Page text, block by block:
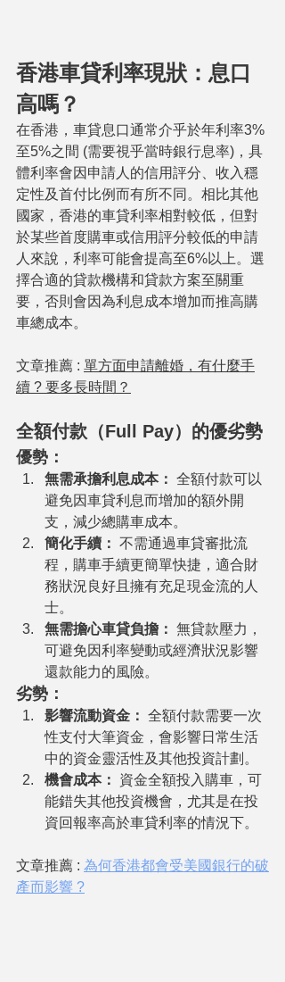
香港車貸利率現狀：息口
高嗎？
在香港，車貸息口通常介乎於年利率3%
至5%之間 (需要視乎當時銀行息率)，具
體利率會因申請人的信用評分、收入穩
定性及首付比例而有所不同。相比其他
國家，香港的車貸利率相對較低，但對
於某些首度購車或信用評分較低的申請
人來說，利率可能會提高至6%以上。選
擇合適的貸款機構和貸款方案至關重
要，否則會因為利息成本增加而推高購
車總成本。
文章推薦 : 單方面申請離婚，有什麼手
續 ? 要多長時間？
全額付款（Full Pay）的優劣勢
優勢：
無需承擔利息成本： 全額付款可以
避免因車貸利息而增加的額外開
支，減少總購車成本。
簡化手續： 不需通過車貸審批流
程，購車手續更簡單快捷，適合財
務狀況良好且擁有充足現金流的人
士。
無需擔心車貸負擔： 無貸款壓力，
可避免因利率變動或經濟狀況影響
還款能力的風險。
劣勢：
影響流動資金： 全額付款需要一次
性支付大筆資金，會影響日常生活
中的資金靈活性及其他投資計劃。
機會成本：
資金全額投入購車，可
能錯失其他投資機會，尤其是在投
資回報率高於車貸利率的情況下。
文章推薦 : 為何香港都會受美國銀行的破
產而影響 ?